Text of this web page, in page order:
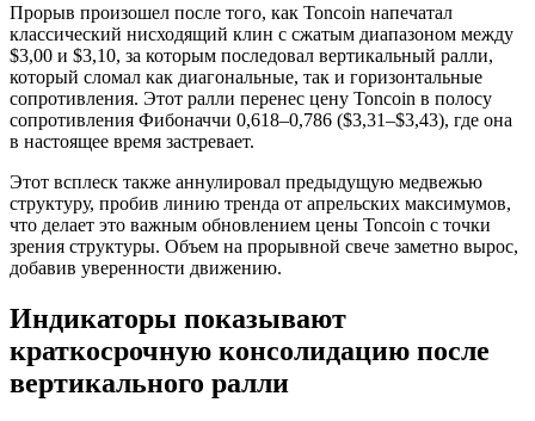
Прорыв произошел после того, как Toncoin напечатал
классический нисходящий клин с сжатым диапазоном между
$3,00 и $3,10, за которым последовал вертикальный ралли,
который сломал как диагональные, так и горизонтальные
сопротивления. Этот ралли перенес цену Toncoin в полосу
сопротивления Фибоначчи 0,618–0,786 ($3,31–$3,43), где она
в настоящее время застревает.
Этот всплеск также аннулировал предыдущую медвежью
структуру, пробив линию тренда от апрельских максимумов,
что делает это важным обновлением цены Toncoin с точки
зрения структуры. Объем на прорывной свече заметно вырос,
добавив уверенности движению.
Индикаторы показывают
краткосрочную консолидацию после
вертикального ралли